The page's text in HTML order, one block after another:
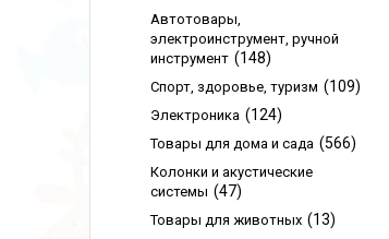
Автотовары,
электроинструмент, ручной
инструмент
148
Спорт, здоровье, туризм 109
Электроника 124
Товары для дома и сада 566
Колонки и акустические
системы
47
Товары для животных 13